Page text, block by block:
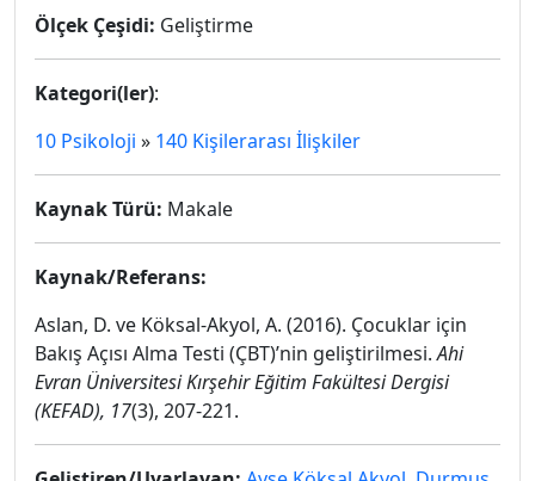
Ölçek Çeşidi: Geliştirme
Kategori(ler):
10 Psikoloji » 140 Kişilerarası İlişkiler
Kaynak Türü: Makale
Kaynak/Referans:
Aslan, D. ve Köksal-Akyol, A. (2016). Çocuklar için
Bakış Açısı Alma Testi (ÇBT)’nin geliştirilmesi.Ahi
Evran Üniversitesi Kırşehir Eğitim Fakültesi Dergisi
(KEFAD), 17(3), 207-221.